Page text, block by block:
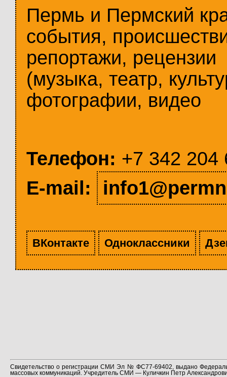
Пермь и Пермский
события,
репортажи, рецензии
(музыка, театр,
фотографии, видео
Телефон: +7 342 204
E-mail:
ВКонтакте Одноклассники
Свидетельство о регистрации СМИ Эл № ФС77-69402, выдано
массовых коммуникаций. Учредитель СМИ — Куличкин Петр